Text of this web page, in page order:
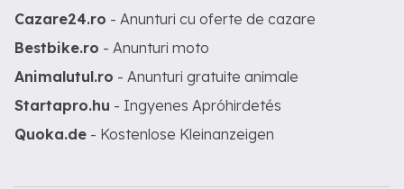
Cazare24.ro - Anunturi cu oferte de cazare
Bestbike.ro - Anunturi moto
Animalutul.ro - Anunturi gratuite animale
Startapro.hu - Ingyenes Apróhirdetés
Quoka.de - Kostenlose Kleinanzeigen